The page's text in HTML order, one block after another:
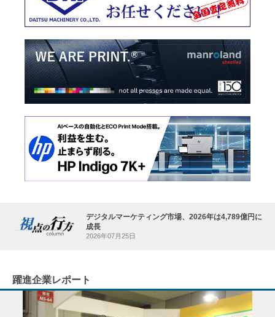
デジタルマーケティング市場、2026年は4,789億円に
成長
2026年07月25日
躍進企業レポート